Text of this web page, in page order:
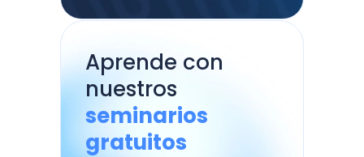
Aprende con
nuestros
seminarios
gratuitos